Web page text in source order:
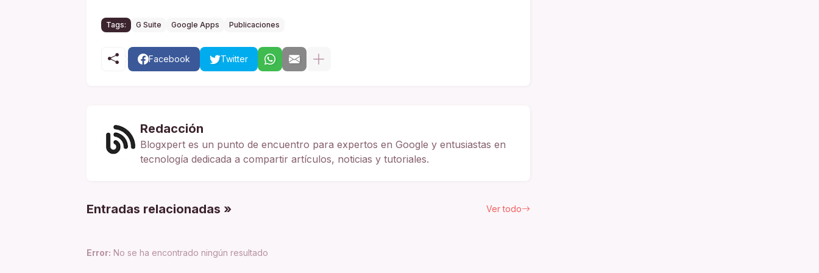
Tags: G Suite Google Apps Publicaciones
Facebook Twitter
Redacción
Blogxpert es un punto de encuentro para expertos en Google y entusiastas en
tecnología dedicada a compartir artículos, noticias y tutoriales.
Entradas relacionadas » Ver todo
Error: No se ha encontrado ningún resultado